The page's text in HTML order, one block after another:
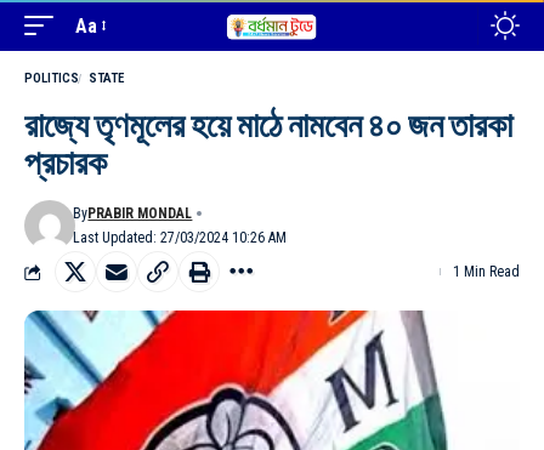
Aa
POLITICS STATE
রাজ্যে তৃণমূলের হয়ে মাঠে নামবেন ৪০ জন তারকা
প্রচারক
Last Updated: 27/03/2024 10:26 AM
ByPRABIR MONDAL
1 Min Read